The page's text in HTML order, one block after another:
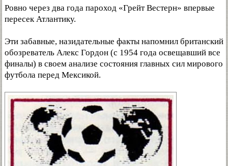
Ровно через два года пароход «Грейт Вестерн» впервые
пересек Атлантику.
Эти забавные, назидательные факты напомнил британский
обозреватель Алекс Гордон (с 1954 года освещавший все
финалы) в своем анализе состояния главных сил мирового
футбола перед Мексикой.